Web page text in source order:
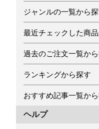
ジャンルの一覧から
最近チェックした商
過去のご注文一覧か
ランキングから探す
おすすめ記事一覧か
ヘルプ